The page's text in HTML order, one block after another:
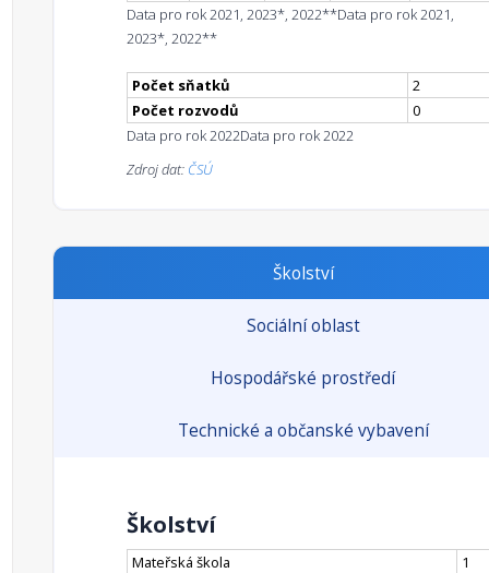
Data pro rok 2021, 2023*, 2022**Data pro rok 2021,
2023*, 2022**
Počet sňatků
2
Počet rozvodů
0
Data pro rok 2022Data pro rok 2022
Zdroj dat: ČSÚ
Školství
Sociální oblast
Hospodářské prostředí
Technické a občanské vybavení
Školství
Mateřská škola
1